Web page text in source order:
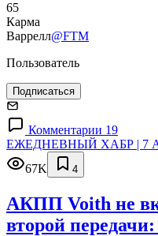
65
Карма
Варрелл@FTM
Пользователь
Подписаться
Комментарии 19
ЕЖЕДНЕВНЫЙ ХАБР | 7
67K
4
АКПП Voith не
второй